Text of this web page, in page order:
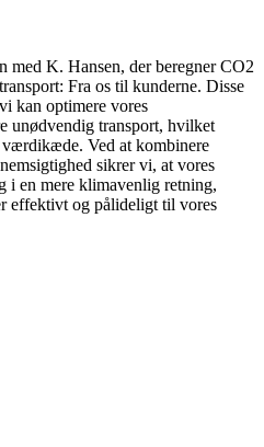
med K. Hansen, der beregner CO2
Fra os til kunderne. Disse
kan optimere vores
unødvendig transport, hvilket
Ved at kombinere
sikrer vi, at vores
i en mere klimavenlig retning,
effektivt og pålideligt til vores